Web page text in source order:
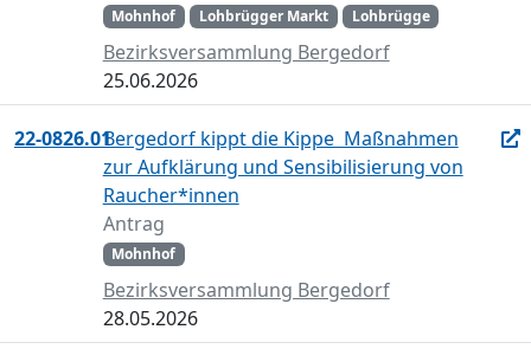
Mohnhof Lohbrügger Markt Lohbrügge
Bezirksversammlung Bergedorf
25.06.2026
22-0826.01Bergedorf kippt die Kippe  Maßnahmen
zur Aufklärung und Sensibilisierung von
Raucher*innen
Antrag
Mohnhof
Bezirksversammlung Bergedorf
28.05.2026